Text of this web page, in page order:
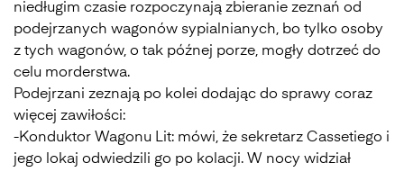
niedługim czasie rozpoczynają zbieranie zeznań od
podejrzanych wagonów sypialnianych, bo tylko osoby
z tych wagonów, o tak późnej porze, mogły dotrzeć do
celu morderstwa.
Podejrzani zeznają po kolei dodając do sprawy coraz
więcej zawiłości:
-Konduktor Wagonu Lit: mówi, że sekretarz Cassetiego i
jego lokaj odwiedzili go po kolacji. W nocy widział